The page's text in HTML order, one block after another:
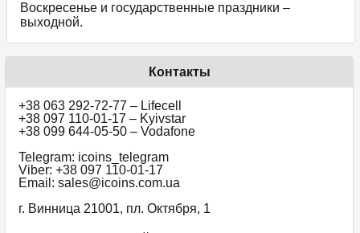
Воскресенье и государственные праздники –
выходной.
Контакты
+38 063 292-72-77 – Lifecell
+38 097 110-01-17 – Kyivstar
+38 099 644-05-50 – Vodafone
Telegram: icoins_telegram
Viber: +38 097 110-01-17
Email: sales@icoins.com.ua
г. Винница 21001, пл. Октября, 1